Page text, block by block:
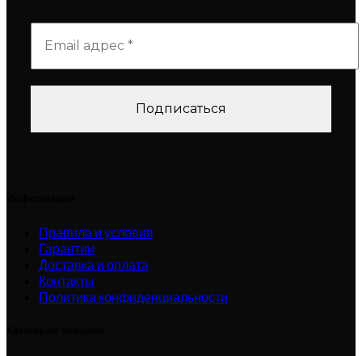
Правила и условия
Гарантии
Доставка и оплата
Контакты
Политика конфиденциальности